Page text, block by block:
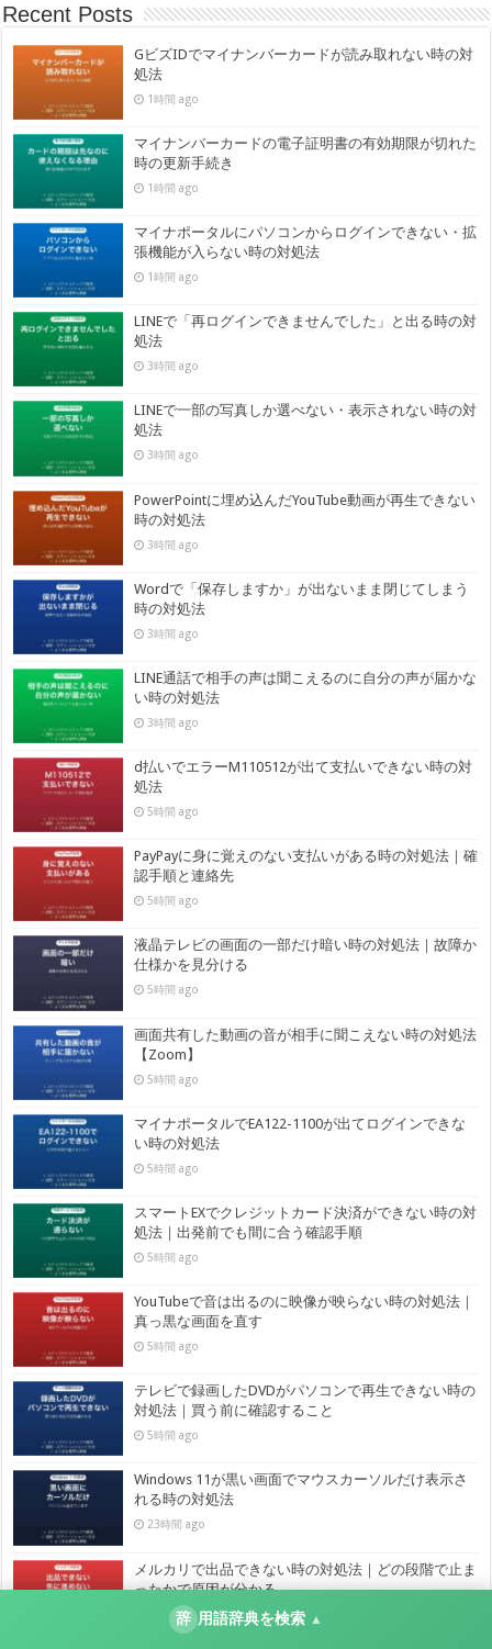
Recent Posts
GビズIDでマイナンバーカードが読み取れない時の対
処法
1時間 ago
マイナンバーカードの電子証明書の有効期限が切れた
時の更新手続き
1時間 ago
マイナポータルにパソコンからログインできない・拡
張機能が入らない時の対処法
1時間 ago
LINEで「再ログインできませんでした」と出る時の対
処法
3時間 ago
LINEで一部の写真しか選べない・表示されない時の対
処法
3時間 ago
PowerPointに埋め込んだYouTube動画が再生できない
時の対処法
3時間 ago
Wordで「保存しますか」が出ないまま閉じてしまう
時の対処法
3時間 ago
LINE通話で相手の声は聞こえるのに自分の声が届かな
い時の対処法
3時間 ago
d払いでエラーM110512が出て支払いできない時の対
処法
5時間 ago
PayPayに身に覚えのない支払いがある時の対処法｜確
認手順と連絡先
5時間 ago
液晶テレビの画面の一部だけ暗い時の対処法｜故障か
仕様かを見分ける
5時間 ago
画面共有した動画の音が相手に聞こえない時の対処法
【Zoom】
5時間 ago
マイナポータルでEA122-1100が出てログインできな
い時の対処法
5時間 ago
スマートEXでクレジットカード決済ができない時の対
処法｜出発前でも間に合う確認手順
5時間 ago
YouTubeで音は出るのに映像が映らない時の対処法｜
真っ黒な画面を直す
5時間 ago
テレビで録画したDVDがパソコンで再生できない時の
対処法｜買う前に確認すること
5時間 ago
Windows 11が黒い画面でマウスカーソルだけ表示さ
れる時の対処法
23時間 ago
メルカリで出品できない時の対処法｜どの段階で止ま
ったかで原因が分かる
23時間 ago
辞 用語辞典を検索 ▲